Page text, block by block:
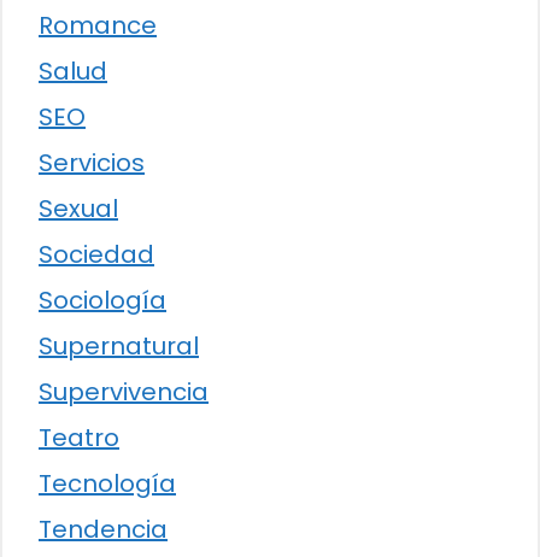
Romance
Salud
SEO
Servicios
Sexual
Sociedad
Sociología
Supernatural
Supervivencia
Teatro
Tecnología
Tendencia